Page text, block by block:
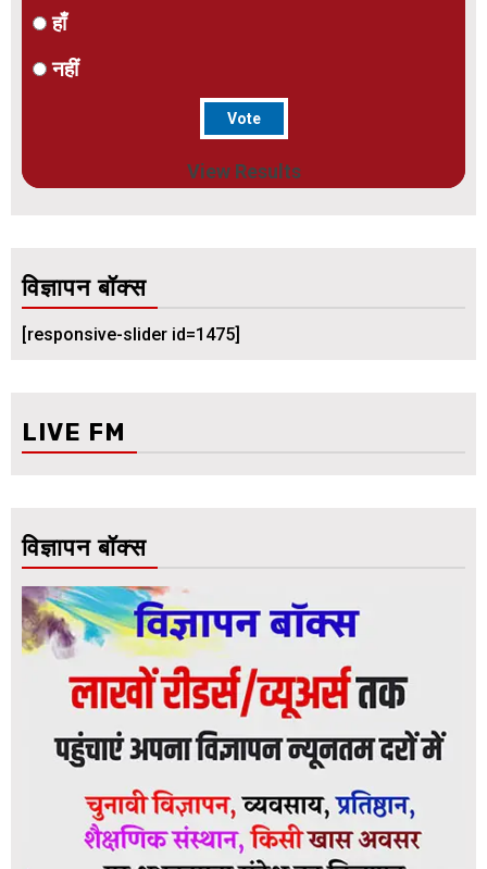
हाँ
नहीं
View Results
विज्ञापन बॉक्स
[responsive-slider id=1475]
LIVE FM
विज्ञापन बॉक्स